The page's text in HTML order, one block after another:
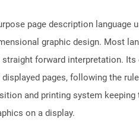
page description
graphic design. Most
forward interpretation.
pages, following the
and printing system
on a display.